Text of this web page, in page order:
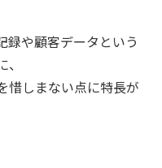
録や顧客データという
惜しまない点に特長が